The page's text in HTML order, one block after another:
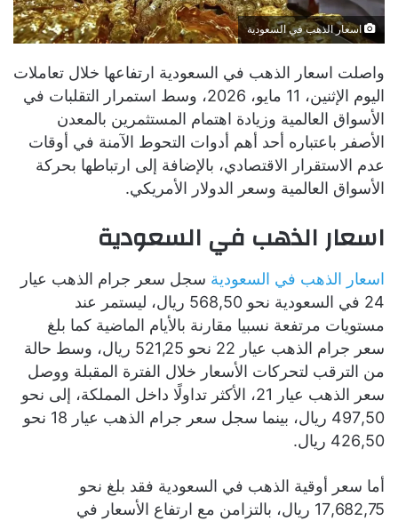
اسعار الذهب في السعودية
واصلت اسعار الذهب في السعودية ارتفاعها خلال تعاملات
اليوم الإثنين، 11 مايو، 2026، وسط استمرار التقلبات في
الأسواق العالمية وزيادة اهتمام المستثمرين بالمعدن
الأصفر باعتباره أحد أهم أدوات التحوط الآمنة في أوقات
عدم الاستقرار الاقتصادي، بالإضافة إلى ارتباطها بحركة
الأسواق العالمية وسعر الدولار الأمريكي.
اسعار الذهب في السعودية
اسعار الذهب في السعودية سجل سعر جرام الذهب عيار
24 في السعودية نحو 568,50 ريال، ليستمر عند
مستويات مرتفعة نسبيا مقارنة بالأيام الماضية كما بلغ
سعر جرام الذهب عيار 22 نحو 521,25 ريال، وسط حالة
من الترقب لتحركات الأسعار خلال الفترة المقبلة ووصل
سعر الذهب عيار 21، الأكثر تداولًا داخل المملكة، إلى نحو
497,50 ريال، بينما سجل سعر جرام الذهب عيار 18 نحو
426,50 ريال.
أما سعر أوقية الذهب في السعودية فقد بلغ نحو
17,682,75 ريال، بالتزامن مع ارتفاع الأسعار في